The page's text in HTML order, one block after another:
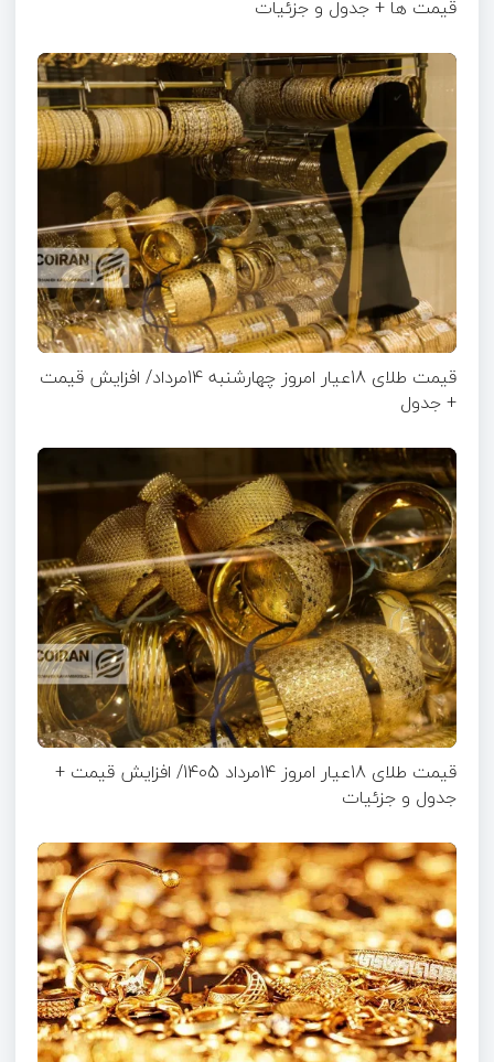
قیمت ها + جدول و جزئیات
قیمت طلای 18عیار امروز چهارشنبه 14مرداد/ افزایش قیمت
+ جدول
قیمت طلای 18عیار امروز 14مرداد 1405/ افزایش قیمت +
جدول و جزئیات